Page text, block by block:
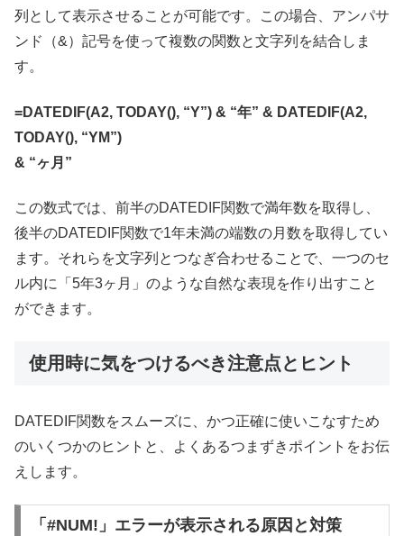
列として表示させることが可能です。この場合、アンパサ
ンド（&）記号を使って複数の関数と文字列を結合しま
す。
=DATEDIF(A2, TODAY(), “Y”) & “年” & DATEDIF(A2,
TODAY(), “YM”)
& “ヶ月”
この数式では、前半のDATEDIF関数で満年数を取得し、
後半のDATEDIF関数で1年未満の端数の月数を取得してい
ます。それらを文字列とつなぎ合わせることで、一つのセ
ル内に「5年3ヶ月」のような自然な表現を作り出すこと
ができます。
使用時に気をつけるべき注意点とヒント
DATEDIF関数をスムーズに、かつ正確に使いこなすため
のいくつかのヒントと、よくあるつまずきポイントをお伝
えします。
「#NUM!」エラーが表示される原因と対策